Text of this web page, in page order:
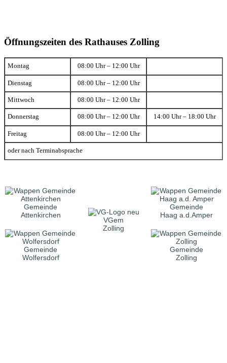
Öffnungszeiten des Rathauses Zolling
Montag 08:00 Uhr – 12:00 Uhr
Dienstag 08:00 Uhr – 12:00 Uhr
Mittwoch 08:00 Uhr – 12:00 Uhr
Donnerstag 08:00 Uhr – 12:00 Uhr 14:00 Uhr – 18:00 Uhr
Freitag 08:00 Uhr – 12:00 Uhr
oder nach Terminabsprache
Gemeinde
Attenkirchen
VGem
Zolling
Gemeinde
Haag a.d.Amper
Gemeinde
Wolfersdorf
Gemeinde
Zolling